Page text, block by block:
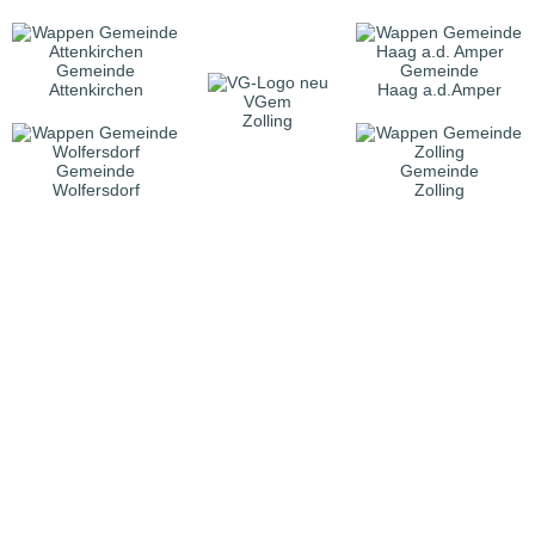
Gemeinde
Attenkirchen
VGem
Zolling
Gemeinde
Haag a.d.Amper
Gemeinde
Wolfersdorf
Gemeinde
Zolling